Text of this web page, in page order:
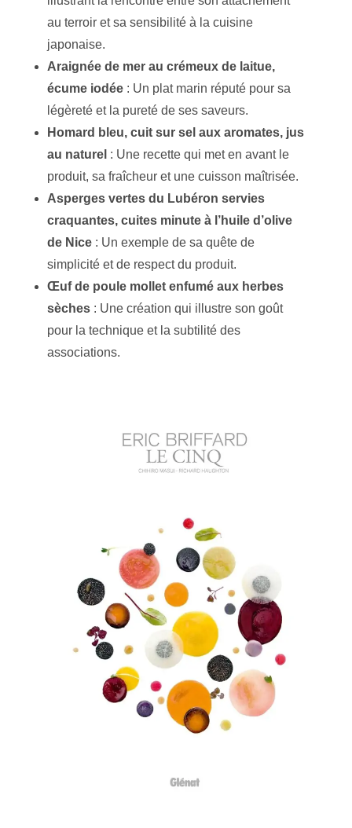
au terroir et sa sensibilité à la cuisine
japonaise.
Araignée de mer au crémeux de laitue,
écume iodée : Un plat marin réputé pour sa
légèreté et la pureté de ses saveurs.
Homard bleu, cuit sur sel aux aromates, jus
au naturel : Une recette qui met en avant le
produit, sa fraîcheur et une cuisson maîtrisée.
Asperges vertes du Lubéron servies
craquantes, cuites minute à l’huile d’olive
de Nice : Un exemple de sa quête de
simplicité et de respect du produit.
Œuf de poule mollet enfumé aux herbes
sèches : Une création qui illustre son goût
pour la technique et la subtilité des
associations.